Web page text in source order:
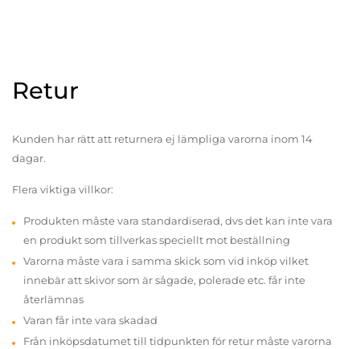
Retur
Kunden har rätt att returnera ej lämpliga varorna inom 14
dagar.
Flera viktiga villkor:
Produkten måste vara standardiserad, dvs det kan inte vara
en produkt som tillverkas speciellt mot beställning
Varorna måste vara i samma skick som vid inköp vilket
innebär att skivor som är sågade, polerade etc. får inte
återlämnas
Varan får inte vara skadad
Från inköpsdatumet till tidpunkten för retur måste varorna